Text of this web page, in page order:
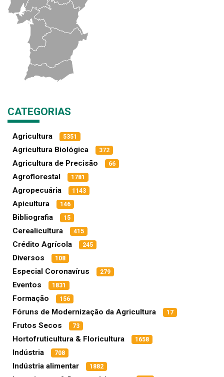
CATEGORIAS
Agricultura 5351
Agricultura Biológica 372
Agricultura de Precisão 66
Agroflorestal 1781
Agropecuária 1143
Apicultura 146
Bibliografia 15
Cerealicultura 415
Crédito Agrícola 245
Diversos 108
Especial Coronavírus 279
Eventos 1831
Formação 156
Fóruns de Modernização da Agricultura 17
Frutos Secos 73
Hortofruticultura & Floricultura 1658
Indústria 708
Indústria alimentar 1882